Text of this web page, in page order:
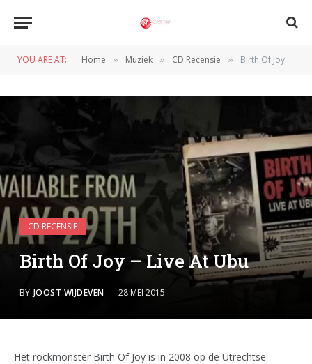
YOU ARE AT: Home » Muziek » CD Recensie » Birth Of Joy – Live At Ubu
CD RECENSIE
Birth Of Joy – Live At Ubu
BY JOOST WIJDEVEN 28 MEI 2015
Het rockmonster Birth Of Joy is in 2008 op de Utrechtse